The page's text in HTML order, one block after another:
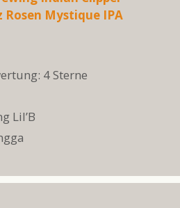
Rosen Mystique IPA
4 Sterne
Lil’B